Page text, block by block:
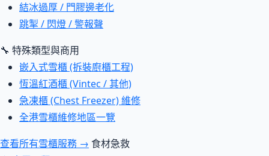
結冰過厚 / 門膠邊老化
跳掣 / 閃燈 / 警報聲
🔧 特殊類型與商用
嵌入式雪櫃 (拆裝廚櫃工程)
恆溫紅酒櫃 (Vintec / 其他)
急凍櫃 (Chest Freezer) 維修
全港雪櫃維修地區一覽
查看所有雪櫃服務 → 食材急救